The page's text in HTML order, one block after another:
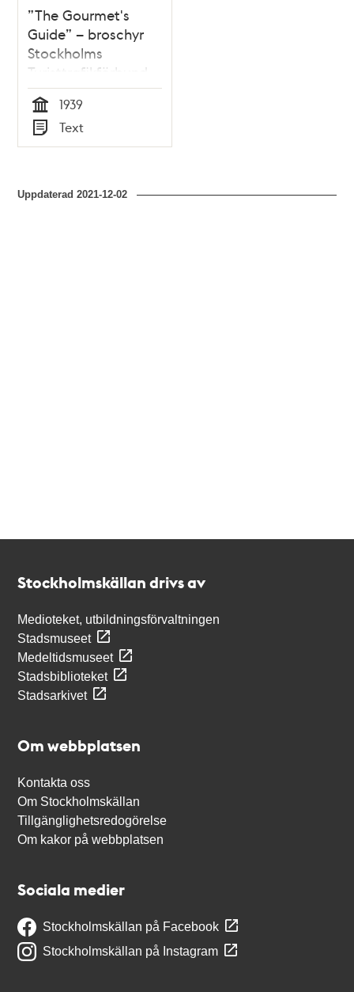
”The Gourmet's
Guide” – broschyr
Stockholms
Turisttrafikförbund
1939
Tid
1939
Typ
Text
Uppdaterad2021-12-02
Stockholmskällan drivs av
Medioteket, utbildningsförvaltningen
Stadsmuseet
Medeltidsmuseet
Stadsbiblioteket
Stadsarkivet
Om webbplatsen
Kontakta oss
Om Stockholmskällan
Tillgänglighetsredogörelse
Om kakor på webbplatsen
Sociala medier
Stockholmskällan på Facebook
Stockholmskällan på Instagram